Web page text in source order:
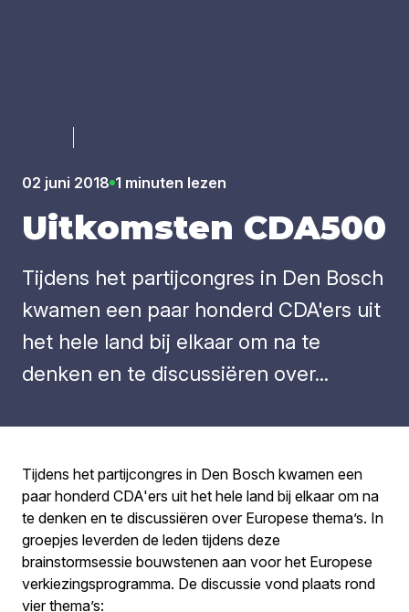
02 juni 2018 1 minuten lezen
Uit­kom­sten CDA500
Tijdens het partijcongres in Den Bosch
kwamen een paar honderd CDA'ers uit
het hele land bij elkaar om na te
denken en te discussiëren over...
Tijdens het partijcongres in Den Bosch kwamen een
paar honderd CDA'ers uit het hele land bij elkaar om na
te denken en te discussiëren over Europese thema’s. In
groepjes leverden de leden tijdens deze
brainstormsessie bouwstenen aan voor het Europese
verkiezingsprogramma. De discussie vond plaats rond
vier thema’s: